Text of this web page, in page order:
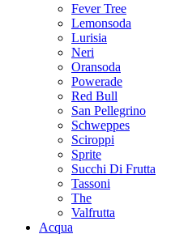
Fever Tree
Lemonsoda
Lurisia
Neri
Oransoda
Powerade
Red Bull
San Pellegrino
Schweppes
Sciroppi
Sprite
Succhi Di Frutta
Tassoni
The
Valfrutta
Acqua